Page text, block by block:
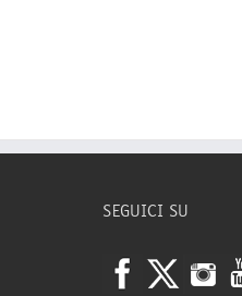
SEGUICI SU